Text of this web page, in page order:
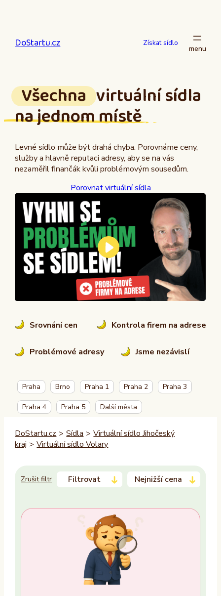
DoStartu.cz Získat sídlo
Všechna virtuální sídla
na jednom místě
Levné sídlo může být drahá chyba. Porovnáme ceny,
služby a hlavně reputaci adresy, aby se na vás
nezaměřil finančák kvůli problémovým sousedům.
Porovnat virtuální sídla
Srovnání cen Kontrola firem na adrese
Problémové adresy Jsme nezávislí
Praha Brno Praha 1 Praha 2 Praha 3
Praha 4 Praha 5 Další města
DoStartu.cz > Sídla > Virtuální sídlo Jihočeský
kraj > Virtuální sídlo Volary
Zrušit filtr Filtrovat Nejnižší cena
Trvalý pobyt